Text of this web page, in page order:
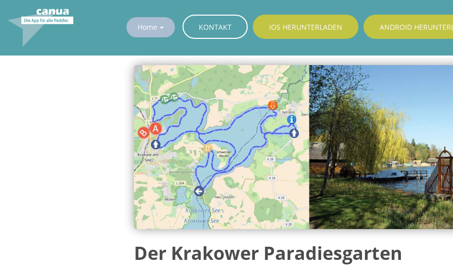
KONTAKT IOS HERUNTERLADEN ANDROID
Home
Der Krakower Paradiesgarten